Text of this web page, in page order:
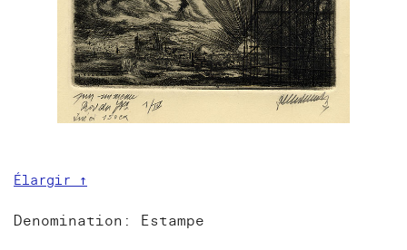
Élargir ↑
Denomination: Estampe